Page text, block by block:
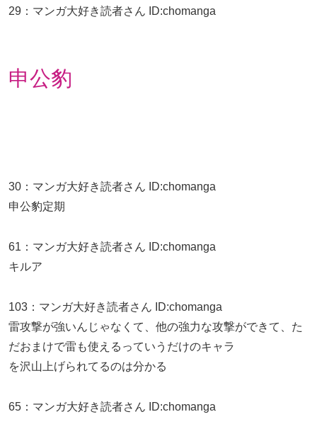
29 ： マンガ大好き読者さん ID:chomanga
申公豹
30 ： マンガ大好き読者さん ID:chomanga
申公豹定期
61 ： マンガ大好き読者さん ID:chomanga
キルア
103 ： マンガ大好き読者さん ID:chomanga
雷攻撃が強いんじゃなくて、他の強力な攻撃ができて、た
だおまけで雷も使えるっていうだけのキャラ
を沢山上げられてるのは分かる
65 ： マンガ大好き読者さん ID:chomanga